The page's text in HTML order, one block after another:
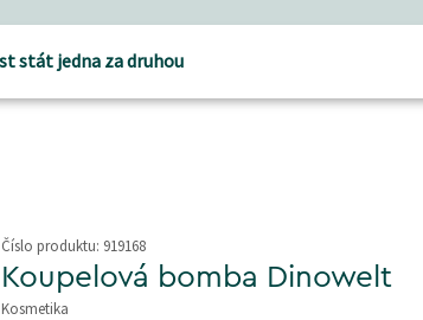
stát jedna za druhou
Číslo produktu: 919168
Koupelová bomba Dinowelt
Kosmetika